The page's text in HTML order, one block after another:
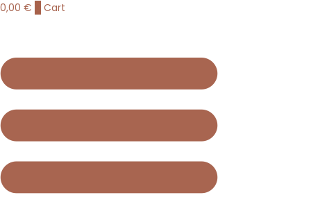
0,00 € Cart